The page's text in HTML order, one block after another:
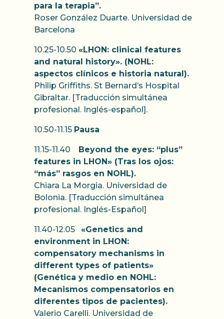
para la terapia”.
Roser González Duarte. Universidad de
Barcelona
10.25-10.50 «LHON: clinical features
and natural history». (NOHL:
aspectos clínicos e historia natural).
Philip Griffiths. St Bernard’s Hospital
Gibraltar. [Traducción simultánea
profesional. Inglés-español].
10.50-11.15 Pausa
11.15-11.40 Beyond the eyes: “plus”
features in LHON» (Tras los ojos:
“más” rasgos en NOHL).
Chiara La Morgia. Universidad de
Bolonia. [Traducción simultánea
profesional. Inglés-Español]
11.40-12.05 «Genetics and
environment in LHON:
compensatory mechanisms in
different types of patients»
(Genética y medio en NOHL:
Mecanismos compensatorios en
diferentes tipos de pacientes).
Valerio Carelli. Universidad de